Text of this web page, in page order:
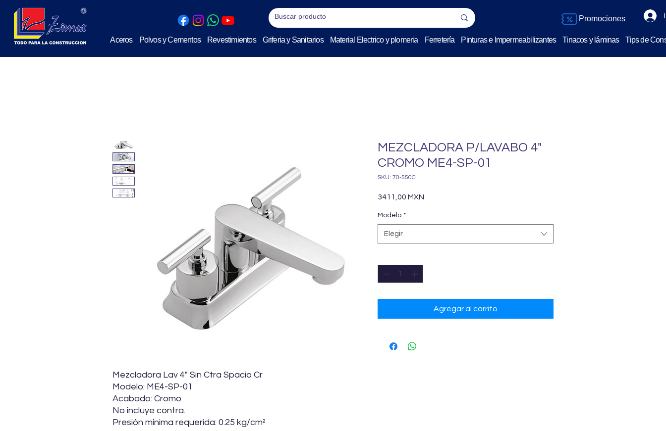
Aceros Polvos y Cementos Revestimientos Griferia y Sanitarios Material Electrico y plomeria Ferretería Pinturas e Impermeabilizantes Tinacos y láminas Tips de
Promociones
Mezcladora Lav 4" Sin Ctra Spacio Cr
Modelo: ME4-SP-01
Acabado: Cromo
No incluye contra.
Presión mínima requerida: 0.25 kg/cm²
MEZCLADORA P/LAVABO 4"
CROMO ME4-SP-01
SKU: 70-550C
3411,00 MXN
Modelo *
Elegir
Agregar al carrito